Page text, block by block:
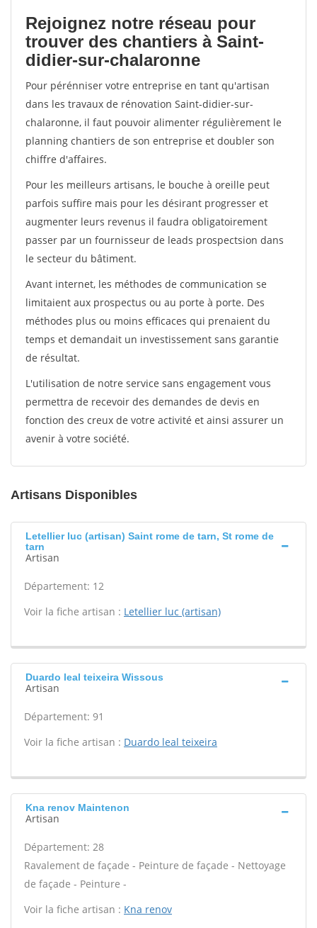
Rejoignez notre réseau pour
trouver des chantiers à Saint-
didier-sur-chalaronne
Pour pérénniser votre entreprise en tant qu'artisan
dans les travaux de rénovation Saint-didier-sur-
chalaronne, il faut pouvoir alimenter régulièrement le
planning chantiers de son entreprise et doubler son
chiffre d'affaires.
Pour les meilleurs artisans, le bouche à oreille peut
parfois suffire mais pour les désirant progresser et
augmenter leurs revenus il faudra obligatoirement
passer par un fournisseur de leads prospectsion dans
le secteur du bâtiment.
Avant internet, les méthodes de communication se
limitaient aux prospectus ou au porte à porte. Des
méthodes plus ou moins efficaces qui prenaient du
temps et demandait un investissement sans garantie
de résultat.
L'utilisation de notre service sans engagement vous
permettra de recevoir des demandes de devis en
fonction des creux de votre activité et ainsi assurer un
avenir à votre société.
Artisans Disponibles
Letellier luc (artisan) Saint rome de tarn, St rome de
tarn
Artisan
Département: 12
Voir la fiche artisan : Letellier luc (artisan)
Duardo leal teixeira Wissous
Artisan
Département: 91
Voir la fiche artisan : Duardo leal teixeira
Kna renov Maintenon
Artisan
Département: 28
Ravalement de façade - Peinture de façade - Nettoyage
de façade - Peinture -
Voir la fiche artisan : Kna renov